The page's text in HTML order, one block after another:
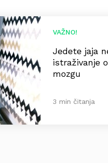
VAŽNO!
Jedete jaja
istraživanje
mozgu
3 min čitanja